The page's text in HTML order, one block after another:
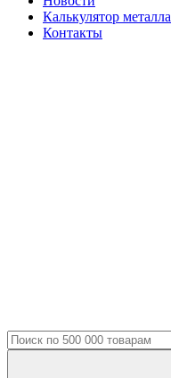
Калькулятор металла
Контакты